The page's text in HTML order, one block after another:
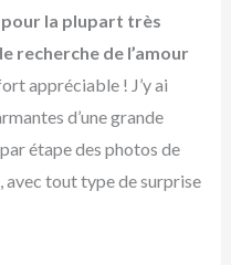
la plupart très
recherche de l’amour
appréciable ! J’y ai
d’une grande
étape des photos de
tout type de surprise